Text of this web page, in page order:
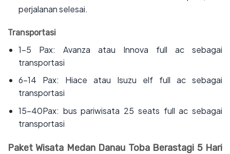
perjalanan selesai.
Transportasi
‌1-5 Pax: Avanza atau Innova full ac sebagai
transportasi
‌6-14 Pax: Hiace atau Isuzu elf full ac sebagai
transportasi
‌15-40Pax: bus pariwisata 25 seats full ac sebagai
transportasi
Paket Wisata Medan Danau Toba Berastagi 5 Hari